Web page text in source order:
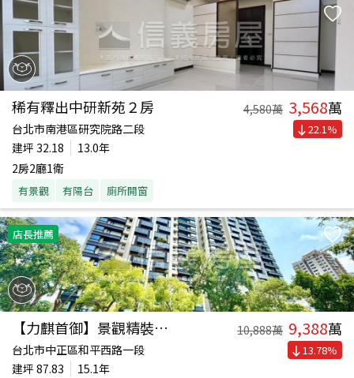
稀有釋出中研新苑２房 4,580萬 3,568萬
台北市南港區研究院路二段
建坪 32.18
13.0年
2房2廳1衛
有景觀 有陽台 廁所開窗
22.1%
店長推薦
【力麒首御】景觀精裝豪邸 10,888萬 9,388萬
台北市中正區和平西路一段
建坪 87.83
15.1年
13.78%